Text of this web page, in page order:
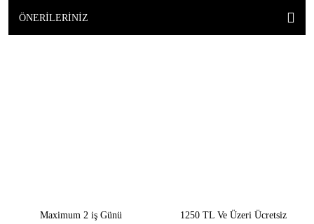
ÖNERILERINIZ
Maximum 2 iş Günü
1250 TL Ve Üzeri Ücretsiz